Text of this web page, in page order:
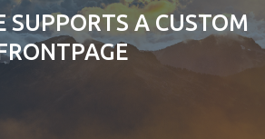
ー
SUPPORTS A CUSTOM